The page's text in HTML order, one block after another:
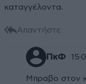
καταγγέλοντα.
Απαντήστε
ΠκΦ
Μπραβο στον